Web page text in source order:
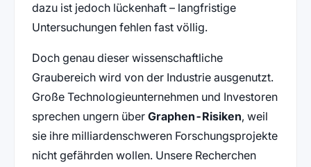
dazu ist jedoch lückenhaft – langfristige
Untersuchungen fehlen fast völlig.
Doch genau dieser wissenschaftliche
Graubereich wird von der Industrie ausgenutzt.
Große Technologieunternehmen und Investoren
sprechen ungern über Graphen-Risiken, weil
sie ihre milliardenschweren Forschungsprojekte
nicht gefährden wollen. Unsere Recherchen